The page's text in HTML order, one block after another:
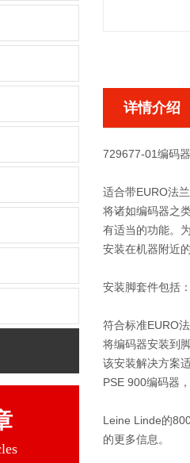
详情介绍
729677-01编码
适合带EURO法
将诸如编码器之
有适当的功能。
安装在机器附近
安装脚套件包括
符合标准EURO
将编码器安装到
该安装解决方案
PSE 900编码器
Leine Linde的
的更多信息。